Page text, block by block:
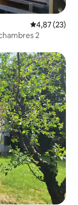
Évaluation
4,87 (23)
2